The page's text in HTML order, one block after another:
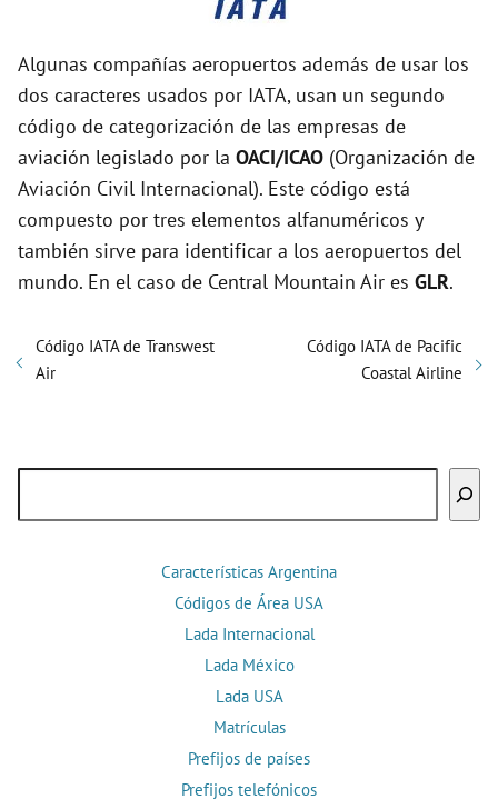
Algunas compañías aeropuertos además de usar los
dos caracteres usados por IATA, usan un segundo
código de categorización de las empresas de
aviación legislado por la OACI/ICAO (Organización de
Aviación Civil Internacional). Este código está
compuesto por tres elementos alfanuméricos y
también sirve para identificar a los aeropuertos del
mundo. En el caso de Central Mountain Air es GLR.
Código IATA de Transwest
Air
Código IATA de Pacific
Coastal Airline
Características Argentina
Códigos de Área USA
Lada Internacional
Lada México
Lada USA
Matrículas
Prefijos de países
Prefijos telefónicos